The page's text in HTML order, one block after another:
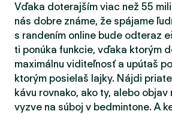
Vďaka doterajším viac než 55
nás dobre známe, že spájame
s randením online bude odteraz
ti ponúka funkcie, vďaka ktorým
maximálnu viditeľnosť a upútaš
ktorým posielaš lajky. Nájdi
kávu rovnako, ako ty, alebo objav
vyzve na súboj v bedmintone. A